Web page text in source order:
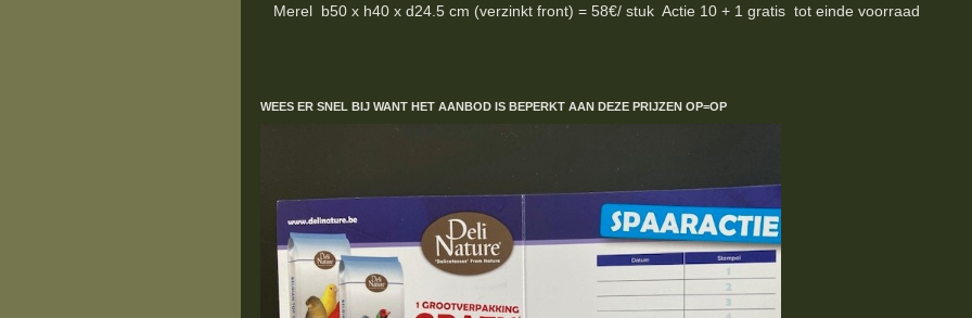
Merel b50 x h40 x d24.5 cm (verzinkt front) = 58€/ stuk Actie 10 + 1 gratis tot einde voorraad
WEES ER SNEL BIJ WANT HET AANBOD IS BEPERKT AAN DEZE PRIJZEN OP=OP